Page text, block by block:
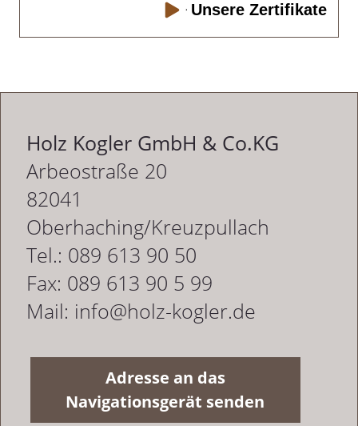
Unsere Zertifikate
Holz Kogler GmbH & Co.KG
Arbeostraße 20
82041
Oberhaching/Kreuzpullach
Tel.: 089 613 90 50
Fax: 089 613 90 5 99
Mail: info@holz-kogler.de
Adresse an das
Navigationsgerät senden